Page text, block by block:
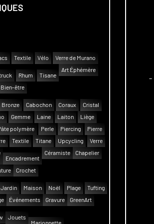
Textile Vélo
Verre de Murano
Rhum Tisane
Art Éphémère
Bien-être
Bronze Cabochon Coraux
Cristal
Gemme Laine Laiton
Liège
polymère Perle Piercing
Pierre
Textile Titane Upcycling
Verre
Encadrement
Céramiste Chapelier
Crochet
Jardin Maison Noël Plage
Tufting
Événements Gravure GreenArt
Jouets
–